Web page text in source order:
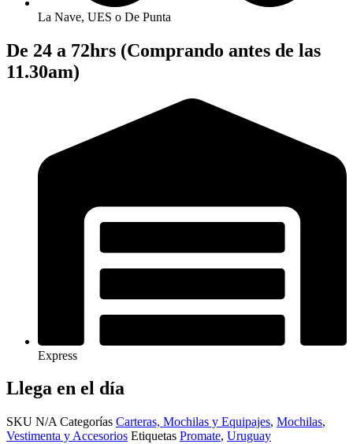
La Nave, UES o De Punta
De 24 a 72hrs (Comprando antes de las
11.30am)
Express
Llega en el día
SKU N/A Categorías Carteras, Mochilas y Equipajes, Mochilas,
Vestimenta y Accesorios Etiquetas Promate, Uruguay